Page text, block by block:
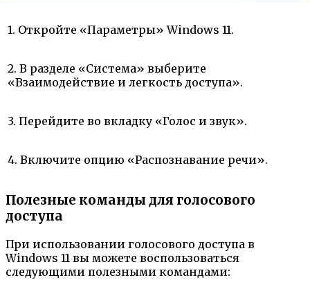
1. Откройте «Параметры» Windows 11.
2. В разделе «Система» выберите
«Взаимодействие и легкость доступа».
3. Перейдите во вкладку «Голос и звук».
4. Включите опцию «Распознавание речи».
Полезные команды для голосового
доступа
При использовании голосового доступа в
Windows 11 вы можете воспользоваться
следующими полезными командами: